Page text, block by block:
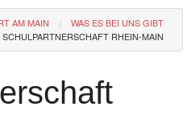
AM MAIN
WAS ES BEI UNS GIBT
SCHULPARTNERSCHAFT RHEIN-MAIN